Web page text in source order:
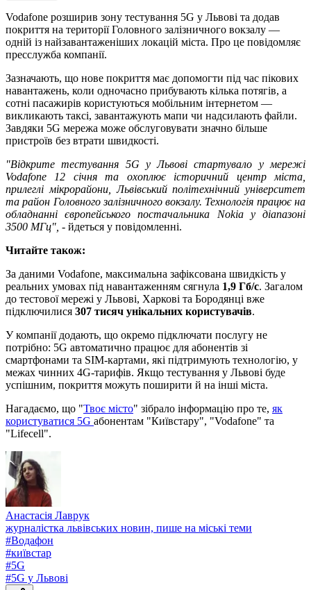
Vodafone розширив зону тестування 5G у Львові та додав
покриття на території Головного залізничного вокзалу —
одній із найзавантаженіших локацій міста. Про це повідомляє
пресслужба компанії.
Зазначають, що нове покриття має допомогти під час пікових
навантажень, коли одночасно прибувають кілька потягів, а
сотні пасажирів користуються мобільним інтернетом —
викликають таксі, завантажують мапи чи надсилають файли.
Завдяки 5G мережа може обслуговувати значно більше
пристроїв без втрати швидкості.
"Відкрите тестування 5G у Львові стартувало у мережі
Vodafone 12 січня та охоплює історичний центр міста,
прилеглі мікрорайони, Львівський політехнічний університет
та район Головного залізничного вокзалу. Технологія працює на
обладнанні європейського постачальника Nokia у діапазоні
3500 МГц", - йдеться у повідомленні.
Читайте також:
За даними Vodafone, максимальна зафіксована швидкість у
реальних умовах під навантаженням сягнула 1,9 Гб/с. Загалом
до тестової мережі у Львові, Харкові та Бородянці вже
підключилися 307 тисяч унікальних користувачів.
У компанії додають, що окремо підключати послугу не
потрібно: 5G автоматично працює для абонентів зі
смартфонами та SIM-картами, які підтримують технологію, у
межах чинних 4G-тарифів. Якщо тестування у Львові буде
успішним, покриття можуть поширити й на інші міста.
Нагадаємо, що "Твоє місто" зібрало інформацію про те, як
користуватися 5G абонентам "Київстару", "Vodafone" та
"Lifecell".
Анастасія Лаврук
журналістка львівських новин, пише на міські теми
#Водафон
#київстар
#5G
#5G у Львові